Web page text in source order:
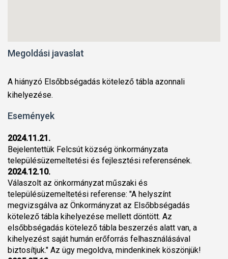
Megoldási javaslat
A hiányzó Elsőbbségadás kötelező tábla azonnali
kihelyezése.
Események
2024.11.21.
Bejelentettük Felcsút község önkormányzata
településüzemeltetési és fejlesztési referensének.
2024.12.10.
Válaszolt az önkormányzat műszaki és
településüzemeltetési referense: "A helyszínt
megvizsgálva az Önkormányzat az Elsőbbségadás
kötelező tábla kihelyezése mellett döntött. Az
elsőbbségadás kötelező tábla beszerzés alatt van, a
kihelyezést saját humán erőforrás felhasználásával
biztosítjuk." Az ügy megoldva, mindenkinek köszönjük!